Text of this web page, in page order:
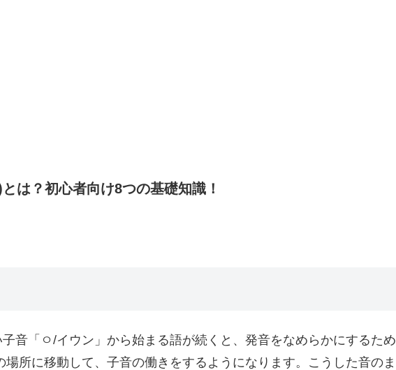
は？初心者向け8つの基礎知識！
音「ㅇ/イウン」から始まる語が続くと、発音をなめらかにするため
所に移動して、子音の働きをするようになります。こうした音のま